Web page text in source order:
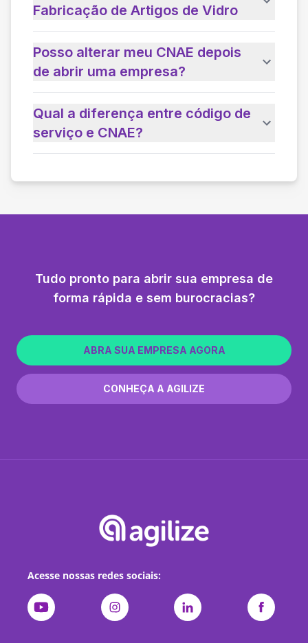
Fabricação de Artigos de Vidro
Posso alterar meu CNAE depois
de abrir uma empresa?
Qual a diferença entre código de
serviço e CNAE?
Tudo pronto para abrir sua empresa de
forma rápida e sem burocracias?
ABRA SUA EMPRESA AGORA
CONHEÇA A AGILIZE
Acesse nossas redes sociais: